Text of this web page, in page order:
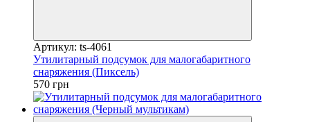
Артикул: ts-4061
Утилитарный подсумок для малогабаритного
снаряжения (Пиксель)
570 грн